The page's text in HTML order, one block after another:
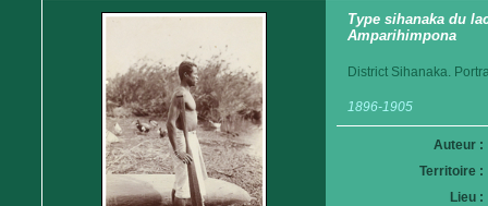
Type sihanaka du
Amparihimpona
District Sihanaka.
1896-1905
Auteur :
Territoire :
Lieu :